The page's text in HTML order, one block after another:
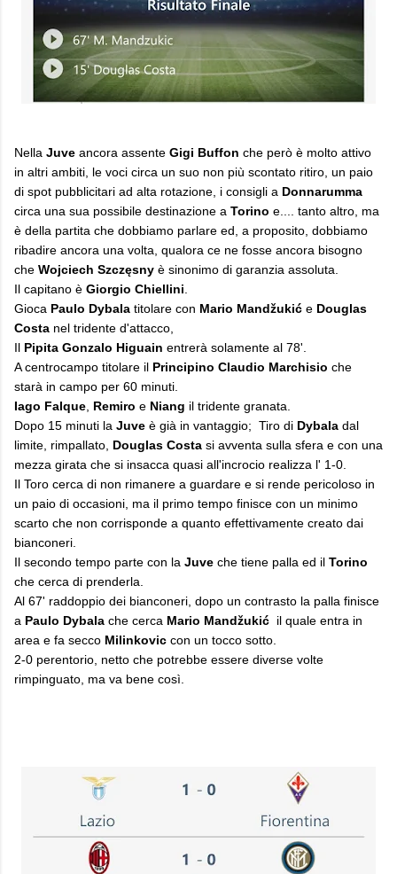
Nella Juve ancora assente Gigi Buffon che però è molto attivo
in altri ambiti, le voci circa un suo non più scontato ritiro, un paio
di spot pubblicitari ad alta rotazione, i consigli a Donnarumma
circa una sua possibile destinazione a Torino e.... tanto altro, ma
è della partita che dobbiamo parlare ed, a proposito, dobbiamo
ribadire ancora una volta, qualora ce ne fosse ancora bisogno
che Wojciech Szczęsny è sinonimo di garanzia assoluta.
Il capitano è Giorgio Chiellini
Gioca Paulo Dybala titolare con Mario Mandžukić e Douglas
Costa nel tridente d'attacco,
Il Pipita Gonzalo Higuain entrerà solamente al 78'.
A centrocampo titolare il Principino Claudio Marchisio che
starà in campo per 60 minuti.
Iago Falque Remiro e Niang il tridente granata.
Dopo 15 minuti la Juve è già in vantaggio; Tiro di Dybala dal
limite, rimpallato, Douglas Costa si avventa sulla sfera e con una
mezza girata che si insacca quasi all'incrocio realizza l' 1-0.
Il Toro cerca di non rimanere a guardare e si rende pericoloso in
un paio di occasioni, ma il primo tempo finisce con un minimo
scarto che non corrisponde a quanto effettivamente creato dai
bianconeri.
Il secondo tempo parte con la Juve che tiene palla ed il Torino
che cerca di prenderla.
Al 67' raddoppio dei bianconeri, dopo un contrasto la palla finisce
a Paulo Dybala che cerca Mario Mandžukić il quale entra in
area e fa secco Milinkovic con un tocco sotto.
2-0 perentorio, netto che potrebbe essere diverse volte
rimpinguato, ma va bene così.